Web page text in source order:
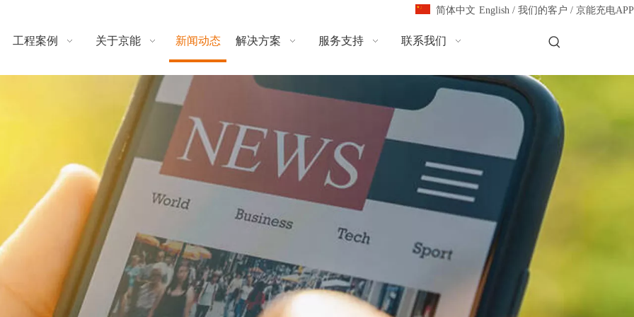
简体中文 English / 我们的客户 / 京能充电APP
工程案例 关于京能 新闻动态 解决方案 服务支持 联系我们